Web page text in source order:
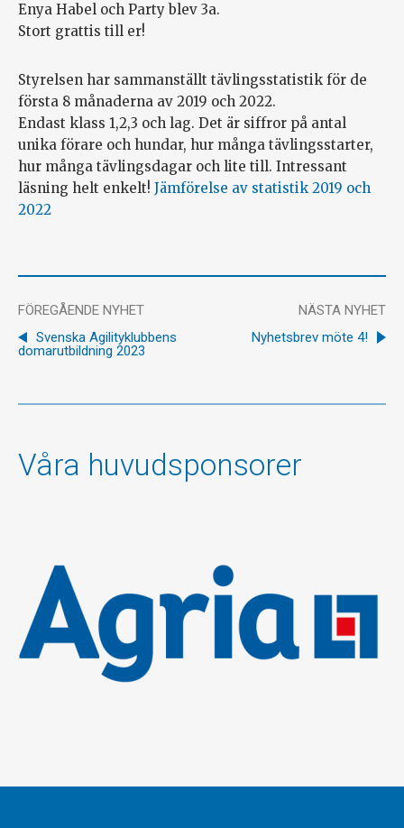
Enya Habel och Party blev 3a.
Stort grattis till er!
Styrelsen har sammanställt tävlingsstatistik för de
första 8 månaderna av 2019 och 2022.
Endast klass 1,2,3 och lag. Det är siffror på antal
unika förare och hundar, hur många tävlingsstarter,
hur många tävlingsdagar och lite till. Intressant
läsning helt enkelt! Jämförelse av statistik 2019 och
2022
FÖREGÅENDE NYHET
Svenska Agilityklubbens
domarutbildning 2023
NÄSTA NYHET
Nyhetsbrev möte 4!
Våra huvudsponsorer